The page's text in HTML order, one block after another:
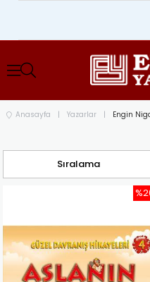
Anasayfa Yazarlar Engin
Sıralama